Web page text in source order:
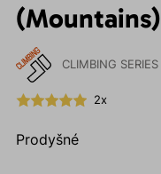
(Mountains)
CLIMBING SERIES
2x
Prodyšné